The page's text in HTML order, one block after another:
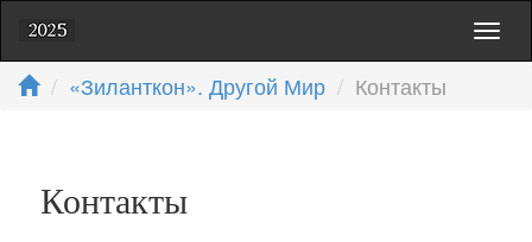
«Зиланткон». Другой Мир Контакты
Контакты